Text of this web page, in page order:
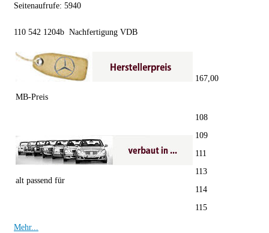
Seitenaufrufe: 5940
110 542 1204b Nachfertigung VDB
MB-Preis
167,00
alt passend für
108
109
111
113
114
115
Mehr...